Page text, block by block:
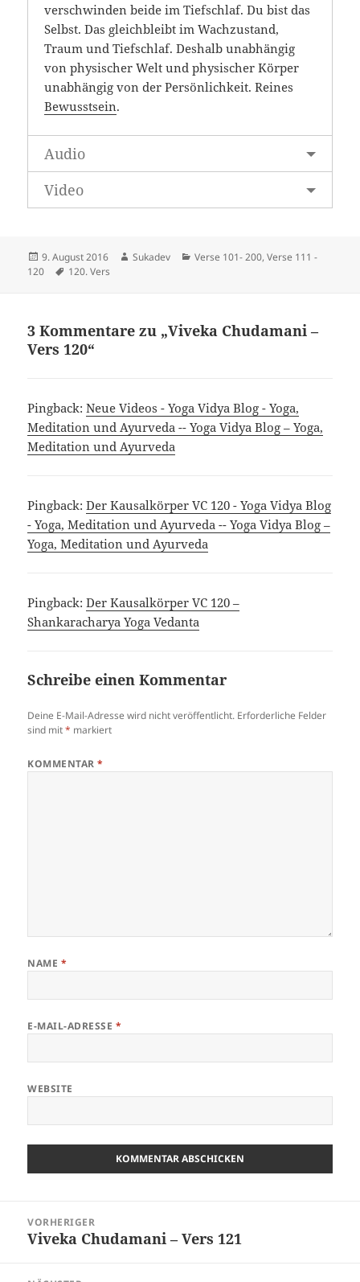
verschwinden beide im Tiefschlaf. Du bist das
Selbst. Das gleichbleibt im Wachzustand,
Traum und Tiefschlaf. Deshalb unabhängig
von physischer Welt und physischer Körper
unabhängig von der Persönlichkeit. Reines
Bewusstsein.
Audio
Video
Veröffentlicht
am
9. August 2016 Autor
Sukadev Kategorien
Verse 101- 200,Verse 111 -
120
Schlagwörter
120. Vers
3 Kommentare zu „Viveka Chudamani –
Vers 120“
Pingback:Neue Videos - Yoga Vidya Blog - Yoga,
Meditation und Ayurveda -- Yoga Vidya Blog – Yoga,
Meditation und Ayurveda
Pingback:Der Kausalkörper VC 120 - Yoga Vidya Blog
- Yoga, Meditation und Ayurveda -- Yoga Vidya Blog –
Yoga, Meditation und Ayurveda
Pingback:Der Kausalkörper VC 120 –
Shankaracharya Yoga Vedanta
Schreibe einen Kommentar
Deine E-Mail-Adresse wird nicht veröffentlicht. Erforderliche Felder
sind mit* markiert
KOMMENTAR*
NAME *
E-MAIL-ADRESSE *
WEBSITE
VORHERIGER
Vorheriger
Viveka Chudamani – Vers 121